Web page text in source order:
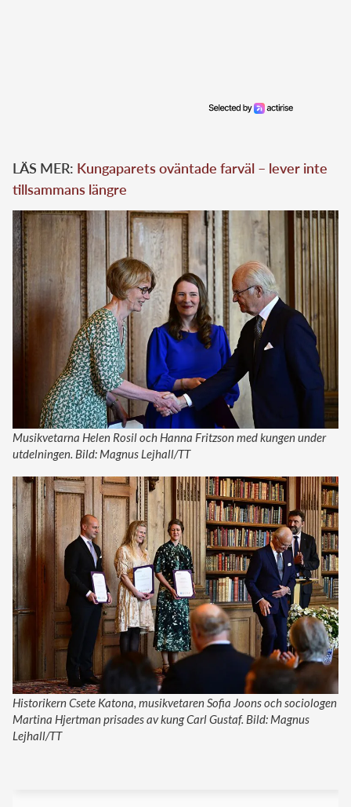
LÄS MER: Kungaparets oväntade farväl – lever inte
tillsammans längre
Musikvetarna Helen Rosil och Hanna Fritzson med kungen under
utdelningen. Bild: Magnus Lejhall/TT
Historikern Csete Katona, musikvetaren Sofia Joons och sociologen
Martina Hjertman prisades av kung Carl Gustaf. Bild: Magnus
Lejhall/TT